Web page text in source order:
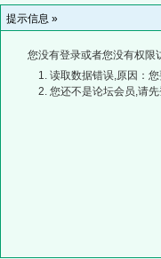
提示信息 »
您没有登录或者您没有权限
读取数据错误,原因：
您还不是论坛会员,请